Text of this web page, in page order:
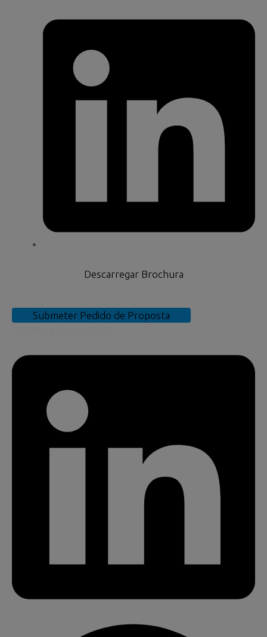
Descarregar Brochura
Submeter Pedido de Proposta